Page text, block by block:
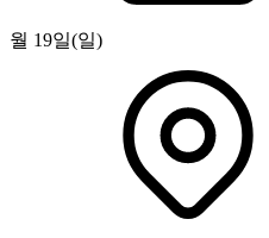
월 19일(일)